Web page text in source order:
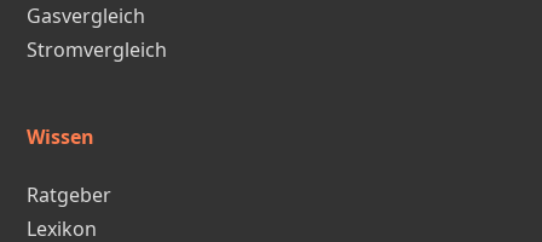
Gasvergleich
Stromvergleich
Wissen
Ratgeber
Lexikon